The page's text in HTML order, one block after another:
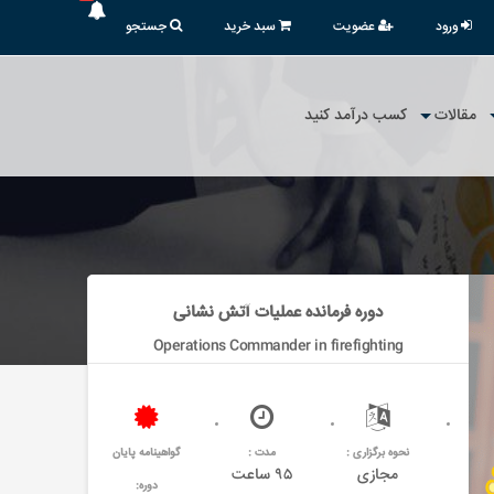
ورود عضویت سبد خرید جستجو
مقالات کسب درآمد کنید
دوره فرمانده عملیات آتش نشانی
Operations Commander in firefighting
نحوه برگزاری :
مجازی
مدت :
۹۵ ساعت
گواهینامه پایان
دوره: